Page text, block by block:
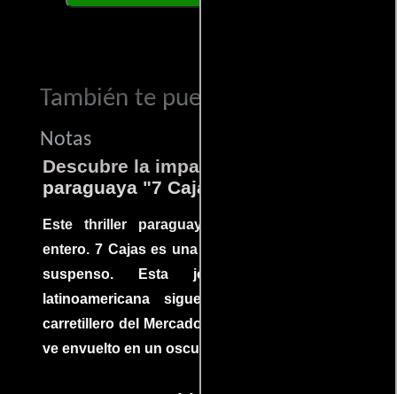
También te puede interesar...
Notas
Descubre la impactante película
paraguaya "7 Cajas"
Este thriller paraguayo cautivó al mundo
entero. 7 Cajas es una explosión de acción y
suspenso. Esta joya cinematográfica
latinoamericana sigue la historia de un
carretillero del Mercado 4 de Asunción que se
ve envuelto en un oscuro mundo de crimen